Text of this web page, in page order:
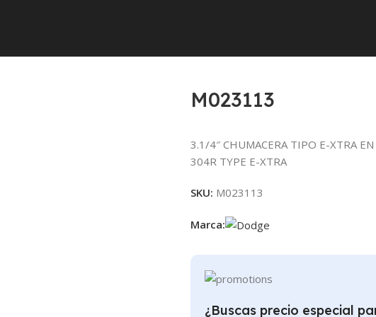
M023113
3.1/4″ CHUMACERA TIPO E-XTRA
304R TYPE E-XTRA
SKU: M023113
Marca:
¿Buscas precio especial